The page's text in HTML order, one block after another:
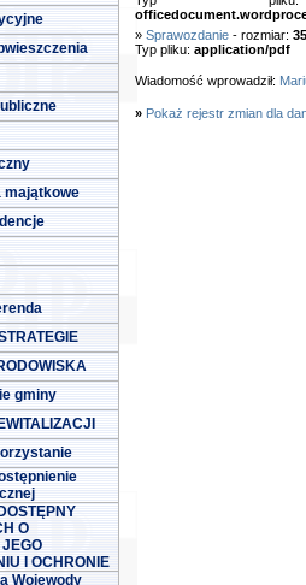
majątkowe
gminy
O
I OCHRONIE
Wojewody
» Sprawozdanie - rozmiar:
Typ pliku: application/pdf
Wiadomość wprowadził:
» Pokaż rejestr zmian dla